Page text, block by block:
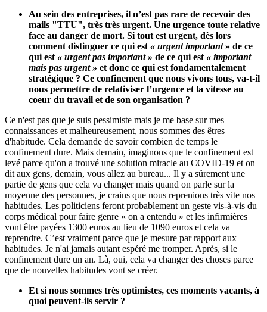
Au sein des entreprises, il n’est pas rare de recevoir des
mails "TTU", très très urgent. Une urgence toute relative
face au danger de mort. Si tout est urgent, dès lors
comment distinguer ce qui est « urgent important» de ce
qui est « urgent pas important » de ce qui est « important
mais pas urgent » et donc ce qui est fondamentalement
stratégique ? Ce confinement que nous vivons tous, va-t-il
nous permettre de relativiser l’urgence et la vitesse au
coeur du travail et de son organisation ?
Ce n'est pas que je suis pessimiste mais je me base sur mes
connaissances et malheureusement, nous sommes des êtres
d'habitude. Cela demande de savoir combien de temps le
confinement dure. Mais demain, imaginons que le confinement est
levé parce qu'on a trouvé une solution miracle au COVID-19 et on
dit aux gens, demain, vous allez au bureau... Il y a sûrement une
partie de gens que cela va changer mais quand on parle sur la
moyenne des personnes, je crains que nous reprenions très vite nos
habitudes. Les politiciens feront probablement un geste vis-à-vis du
corps médical pour faire genre « on a entendu » et les infirmières
vont être payées 1300 euros au lieu de 1090 euros et cela va
reprendre. C’est vraiment parce que je mesure par rapport aux
habitudes. Je n'ai jamais autant espéré me tromper. Après, si le
confinement dure un an. Là, oui, cela va changer des choses parce
que de nouvelles habitudes vont se créer.
Et si nous sommes très optimistes, ces moments vacants, à
quoi peuvent-ils servir ?